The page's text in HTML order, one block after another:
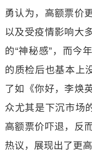
勇认为，高额票价
以及受疫情影响大
的“神秘感”，而今
的质检后也基本上
了如《你好，李焕
众尤其是下沉市场
高额票价吓退，反
热议，展现出了更